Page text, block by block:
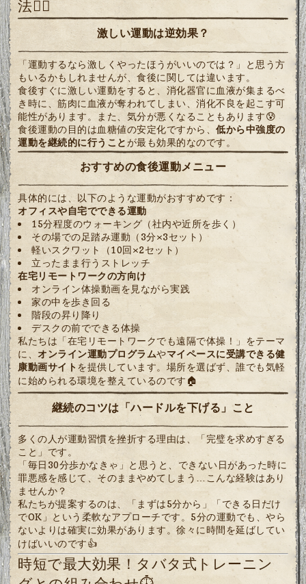
法🚶‍♀️
激しい運動は逆効果？
「運動するなら激しくやったほうがいいのでは？」と思う方
もいるかもしれませんが、食後に関しては違います。
食後すぐに激しい運動をすると、消化器官に血液が集まるべ
き時に、筋肉に血液が奪われてしまい、消化不良を起こす可
能性があります。また、気分が悪くなることもあります😰
食後運動の目的は血糖値の安定化ですから、低から中強度の
運動を継続的に行うことが最も効果的なのです。
おすすめの食後運動メニュー
具体的には、以下のような運動がおすすめです：
オフィスや自宅でできる運動
15分程度のウォーキング（社内や近所を歩く）
その場での足踏み運動（3分×3セット）
軽いスクワット（10回×2セット）
立ったまま行うストレッチ
在宅リモートワークの方向け
オンライン体操動画を見ながら実践
家の中を歩き回る
階段の昇り降り
デスクの前でできる体操
私たちは「在宅リモートワークでも遠隔で体操！」をテーマ
に、オンライン運動プログラムやマイペースに受講できる健
康動画サイトを提供しています。場所を選ばず、誰でも気軽
に始められる環境を整えているのです🏠
継続のコツは「ハードルを下げる」こと
多くの人が運動習慣を挫折する理由は、「完璧を求めすぎる
こと」です。
「毎日30分歩かなきゃ」と思うと、できない日があった時に
罪悪感を感じて、そのままやめてしまう…こんな経験はあり
ませんか？
私たちが提案するのは、「まずは5分から」「できる日だけ
でOK」という柔軟なアプローチです。5分の運動でも、やら
ないよりは確実に効果があります。徐々に時間を延ばしてい
けばいいのです👍
時短で最大効果！タバタ式トレーニン